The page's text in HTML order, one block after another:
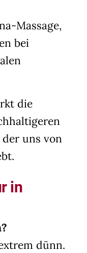
Massage,
bei
die
der uns von
in
dünn.